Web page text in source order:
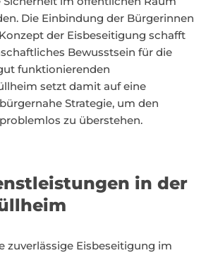
Die Einbindung der Bürgerinnen
der Eisbeseitigung schafft
Bewusstsein für die
funktionierenden
setzt damit auf eine
Strategie, um den
zu überstehen.
in der
zuverlässige Eisbeseitigung im